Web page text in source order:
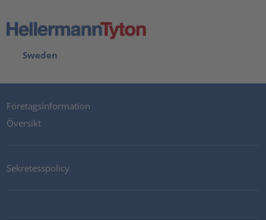
Sweden
Företagsinformation
Översikt
Sekretesspolicy